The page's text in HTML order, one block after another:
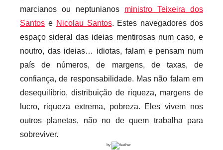
marcianos ou neptunianos ministro Teixeira dos
Santos e Nicolau Santos. Estes navegadores dos
espaço sideral das ideias mentirosas num caso, e
noutro, das ideias… idiotas, falam e pensam num
país de números, de margens, de taxas, de
confiança, de responsabilidade. Mas não falam em
desequilíbrio, distribuição de riqueza, margens de
lucro, riqueza extrema, pobreza. Eles vivem nos
outros planetas, não no de quem trabalha para
sobreviver.
by